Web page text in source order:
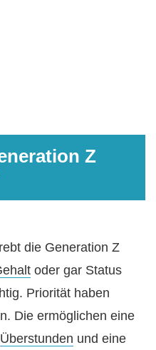
Z
die Generation Z
oder gar Status
Priorität haben
Die ermöglichen eine
Überstunden und eine